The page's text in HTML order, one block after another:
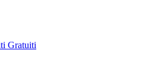
Gratuiti